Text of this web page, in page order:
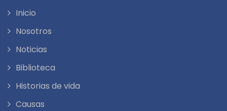
Inicio
Nosotros
Noticias
Biblioteca
Historias de vida
Causas